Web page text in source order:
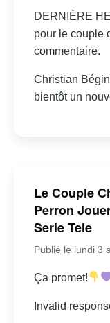
DERNIÈRE
pour le couple
commentaire.
Christian
bientôt un
Le Couple
Perron
Serie Tele
Publié le lundi 3
Ça promet!
Invalid